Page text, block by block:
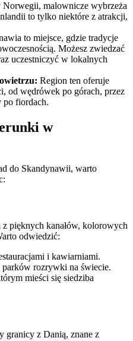
Norwegii, malownicze wybrzeża
to tylko niektóre z atrakcji,
to miejsce, gdzie tradycje
Możesz zwiedzać
uczestniczyć w lokalnych
Region ten oferuje
od wędrówek po górach, przez
po fiordach.
w
do Skandynawii, warto
pięknych kanałów, kolorowych
odwiedzić:
i kawiarniami.
parków rozrywki na świecie.
mieści się siedziba
granicy z Danią, znane z